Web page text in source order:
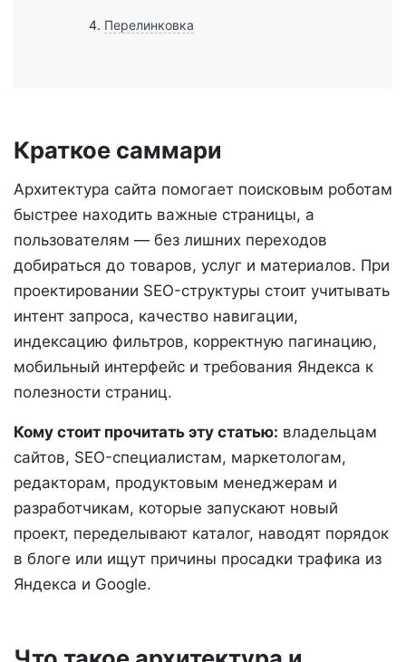
Перелинковка
Краткое саммари
Архитектура сайта помогает поисковым роботам
быстрее находить важные страницы, а
пользователям — без лишних переходов
добираться до товаров, услуг и материалов. При
проектировании SEO-структуры стоит учитывать
интент запроса, качество навигации,
индексацию фильтров, корректную пагинацию,
мобильный интерфейс и требования Яндекса к
полезности страниц.
Кому стоит прочитать эту статью: владельцам
сайтов, SEO-специалистам, маркетологам,
редакторам, продуктовым менеджерам и
разработчикам, которые запускают новый
проект, переделывают каталог, наводят порядок
в блоге или ищут причины просадки трафика из
Яндекса и Google.